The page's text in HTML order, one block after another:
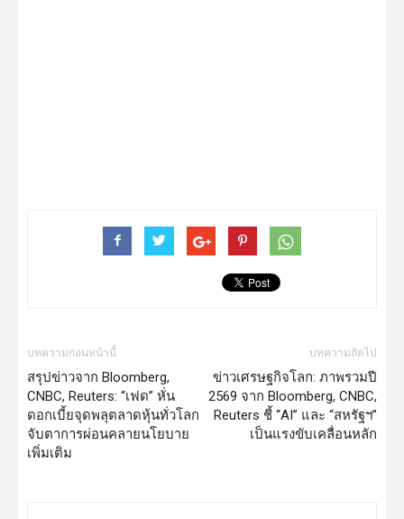
บทความก่อนหน้านี้
สรุปข่าวจาก Bloomberg,
CNBC, Reuters: “เฟด” หั่น
ดอกเบี้ยจุดพลุตลาดหุ้นทั่วโลก
จับตาการผ่อนคลายนโยบาย
เพิ่มเติม
บทความถัดไป
ข่าวเศรษฐกิจโลก: ภาพรวมปี
2569 จาก Bloomberg, CNBC,
Reuters ชี้ “AI” และ “สหรัฐฯ”
เป็นแรงขับเคลื่อนหลัก